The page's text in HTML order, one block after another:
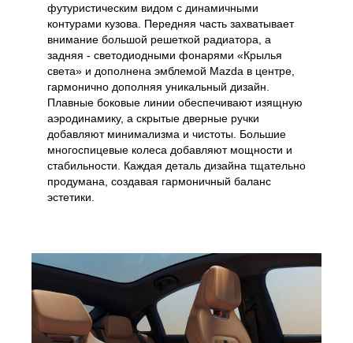
футуристическим видом с динамичными
контурами кузова. Передняя часть захватывает
внимание большой решеткой радиатора, а
задняя - светодиодными фонарями «Крылья
света» и дополнена эмблемой Mazda в центре,
гармонично дополняя уникальный дизайн.
Плавные боковые линии обеспечивают изящную
аэродинамику, а скрытые дверные ручки
добавляют минимализма и чистоты. Большие
многоспицевые колеса добавляют мощности и
стабильности. Каждая деталь дизайна тщательно
продумана, создавая гармоничный баланс
эстетики.